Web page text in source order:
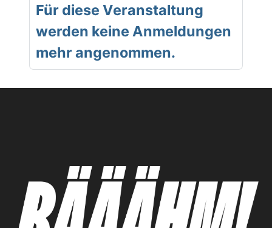
Für diese Veranstaltung
werden keine Anmeldungen
mehr angenommen.